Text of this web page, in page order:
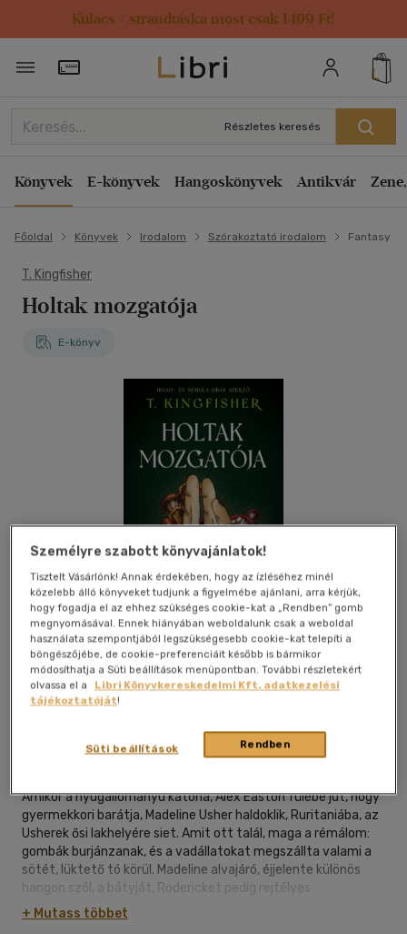
Kulacs / strandtáska most csak 1499 Ft!
Törzsvásárlói Kártya adatai
Részletes keresés
Könyvek E-könyvek Hangoskönyvek Antikvár
Főoldal Könyvek Irodalom Szórakoztató irodalom Fantasy
T. Kingfisher
Holtak mozgatója
E-könyv
Beleolvasok Kívánságlistához adom Megosztom
Kossuth Kiadó Zrt|2026| magyar nyelvű
Amikor a nyugállományú katona, Alex Easton fülébe jut, hogy
gyermekkori barátja, Madeline Usher haldoklik, Ruritaniába, az
Usherek ősi lakhelyére siet. Amit ott talál, maga a rémálom:
gombák burjánzanak, és a vadállatokat megszállta valami a
sötét, lüktető tó körül. Madeline alvajáró, éjjelente különös
hangon szól, a bátyját, Rodericket pedig rejtélyes
idegbetegség gyötri. Alexnek egy rendíthetetlen angol
gombaszakértő és egy zavarodott amerikai orvos
+ Mutass többet
Személyre szabott könyvajánlatok!
Tisztelt Vásárlónk! Annak érdekében, hogy az ízléséhez minél
közelebb álló könyveket tudjunk a figyelmébe ajánlani, arra kérjük,
hogy fogadja el az ehhez szükséges cookie-kat a „Rendben” gomb
megnyomásával. Ennek hiányában weboldalunk csak a weboldal
használata szempontjából legszükségesebb cookie-kat telepíti a
böngészőjébe, de cookie-preferenciáit később is bármikor
módosíthatja a Süti beállítások menüpontban. További részletekért
olvassa el a
Libri Könyvkereskedelmi Kft. adatkezelési
tájékoztatóját!
Rendben
Süti beállítások